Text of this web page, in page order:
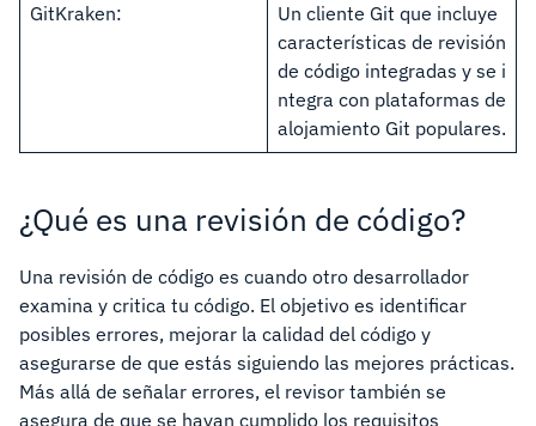
GitKraken:
Un cliente Git que incluye
características de revisión
de código integradas y se i
ntegra con plataformas de
alojamiento Git populares.
¿Qué es una revisión de código?
Una revisión de código es cuando otro desarrollador
examina y critica tu código. El objetivo es identificar
posibles errores, mejorar la calidad del código y
asegurarse de que estás siguiendo las mejores prácticas.
Más allá de señalar errores, el revisor también se
asegura de que se hayan cumplido los requisitos